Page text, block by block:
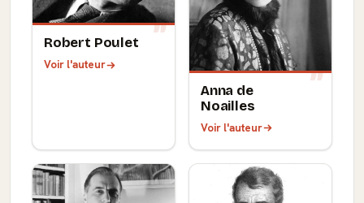
Robert Poulet
Voir l'auteur
Anna de
Noailles
Voir l'auteur